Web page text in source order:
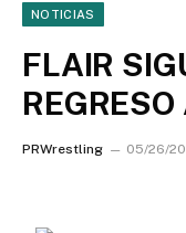
NOTICIAS
FLAIR
PRWrestling 05/26/